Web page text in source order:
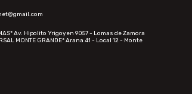
Av. Hipolito Yrigoyen 9057 - Lomas de Zamora
MONTE GRANDE* Arana 41 - Local 12 - Monte